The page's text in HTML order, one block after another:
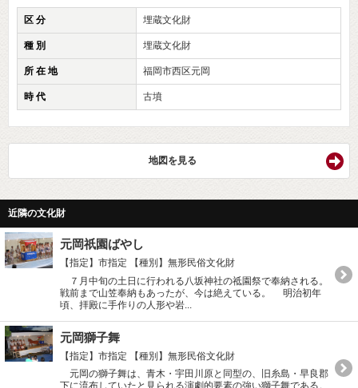
区 分 埋蔵文化財
種 別 埋蔵文化財
所 在 地 福岡市西区元岡
時 代 古墳
地図を見る
近隣の文化財
元岡祇園ばやし
【指定】市指定
【種別】無形民俗文化財
７月中旬の土日に行われる八坂神社の祗園祭で奉納される。
戦前まで山笠奉納もあったが、今は絶えている。 明治初年
頃、拝殿に手作りの人形や岩...
元岡獅子舞
【指定】市指定
【種別】無形民俗文化財
元岡の獅子舞は、青木・宇田川原と同型の、旧糸島・早良郡